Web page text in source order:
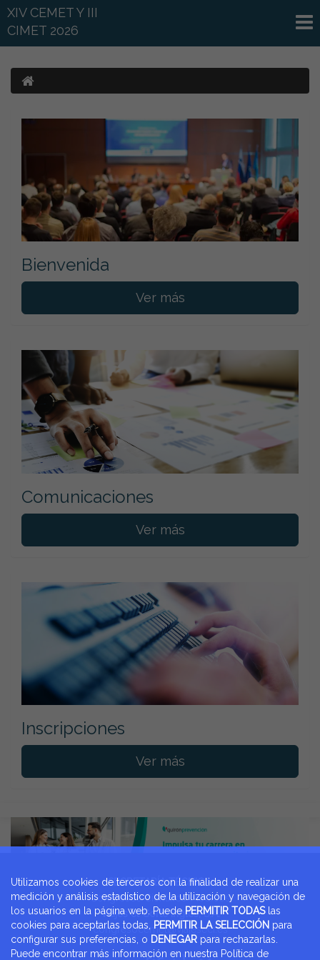
XIV CEMET Y III
CIMET 2026
Bienvenida
Ver más
Comunicaciones
Ver más
Inscripciones
Ver más
SECRETARÍA TÉCNICA:
Congresos Científico Médicos
Viajes el Corte Ingles, S.A.
congresocemet@viajeseci.es
Utilizamos cookies de terceros con la finalidad de realizar una
medición y análisis estadístico de la utilización y navegación de
los usuarios en la página web. Puede PERMITIR TODASlas
cookies para aceptarlas todas,
PERMITIR LA SELECCIÓN para
configurar sus preferencias, o DENEGAR para rechazarlas.
Puede encontrar más información en nuestra Política de